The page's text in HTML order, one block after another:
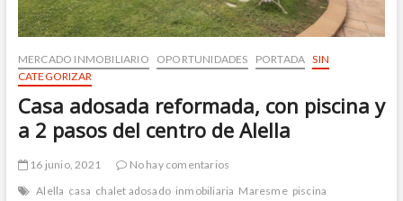
MERCADO INMOBILIARIO OPORTUNIDADES PORTADA SIN
CATEGORIZAR
Casa adosada reformada, con piscina y
a 2 pasos del centro de Alella
16 junio, 2021
No hay comentarios
Alella casa chalet adosado inmobiliaria Maresme piscina